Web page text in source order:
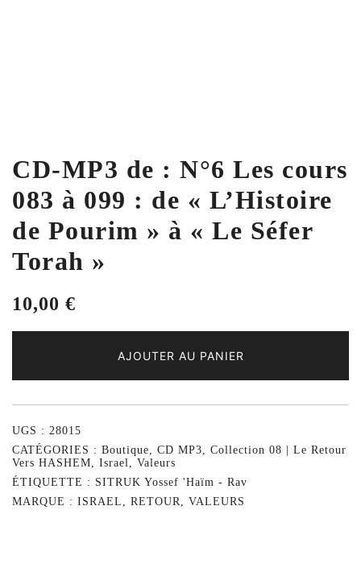
CD-MP3 de : N°6 Les cours
083 à 099 : de « L’Histoire
de Pourim » à « Le Séfer
Torah »
10,00 €
AJOUTER AU PANIER
UGS : 28015
CATÉGORIES : Boutique, CD MP3, Collection 08 | Le Retour
Vers HASHEM, Israel, Valeurs
ÉTIQUETTE : SITRUK Yossef 'Haïm - Rav
MARQUE : ISRAEL , RETOUR, VALEURS